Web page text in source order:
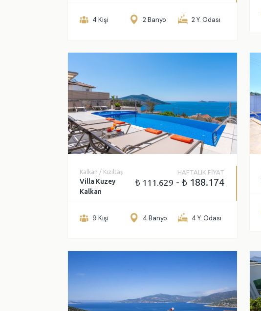
₺
4 Kişi 2 Banyo 2 Y. Odası
Kalkan / Kızıltaş
Villa Kuzey
Kalkan
HAFTALIK FİYAT
₺ 111.629 - ₺ 188.174
9 Kişi 4 Banyo 4 Y. Odası